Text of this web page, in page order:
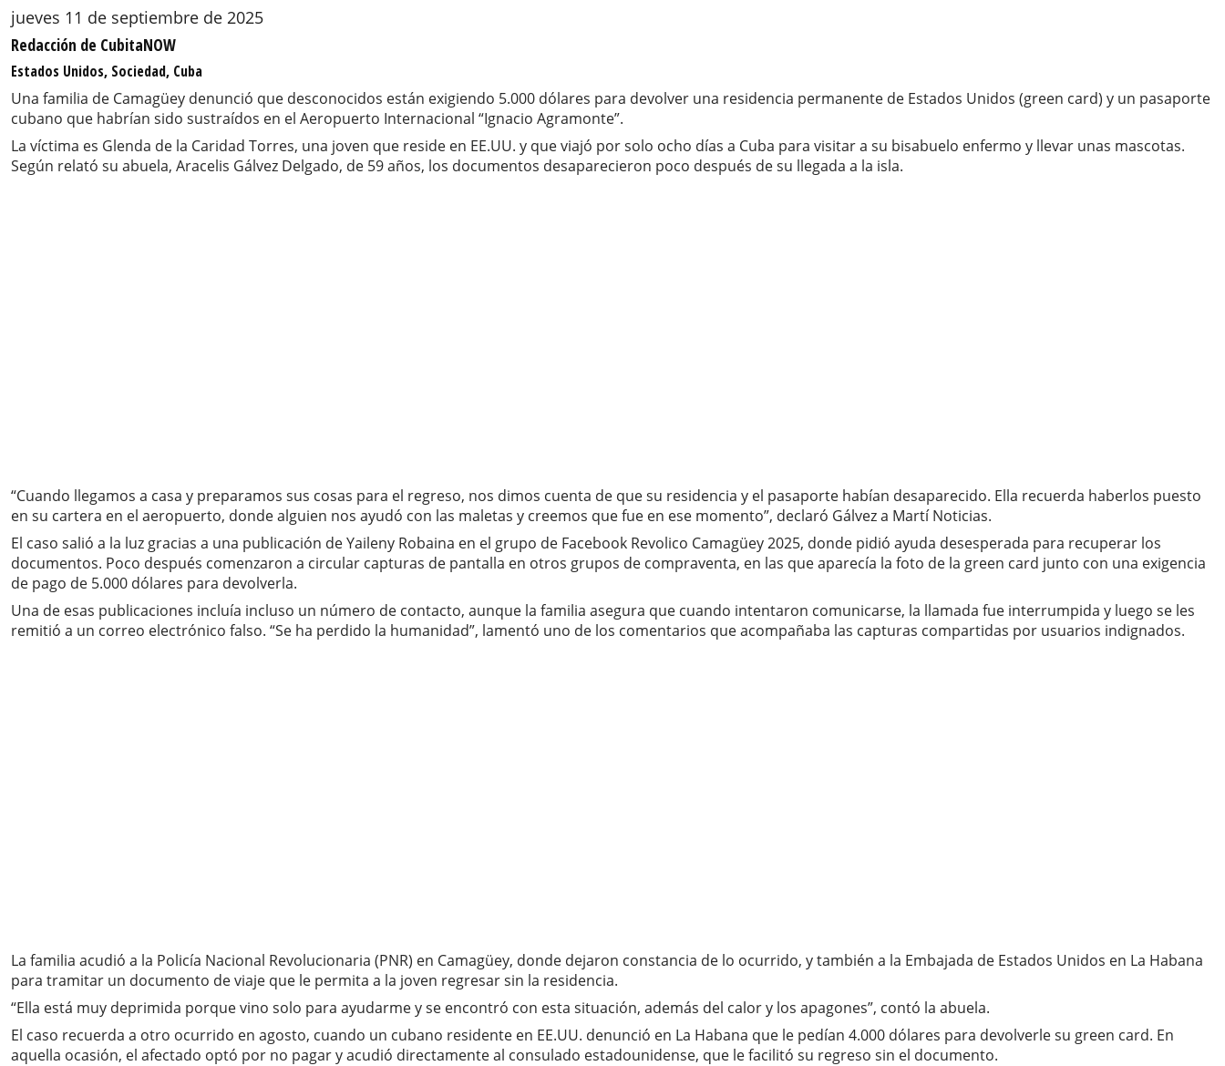
jueves 11 de septiembre de 2025
Redacción de CubitaNOW
Estados Unidos, Sociedad, Cuba
Una familia de Camagüey denunció que desconocidos están exigiendo 5.000 dólares para devolver una residencia permanente de Estados Unidos (green card) y un pasaporte
cubano que habrían sido sustraídos en el Aeropuerto Internacional “Ignacio Agramonte”.
La víctima es Glenda de la Caridad Torres, una joven que reside en EE.UU. y que viajó por solo ocho días a Cuba para visitar a su bisabuelo enfermo y llevar unas mascotas.
Según relató su abuela, Aracelis Gálvez Delgado, de 59 años, los documentos desaparecieron poco después de su llegada a la isla.
“Cuando llegamos a casa y preparamos sus cosas para el regreso, nos dimos cuenta de que su residencia y el pasaporte habían desaparecido. Ella recuerda haberlos puesto
en su cartera en el aeropuerto, donde alguien nos ayudó con las maletas y creemos que fue en ese momento”, declaró Gálvez a Martí Noticias.
El caso salió a la luz gracias a una publicación de Yaileny Robaina en el grupo de Facebook Revolico Camagüey 2025, donde pidió ayuda desesperada para recuperar los
documentos. Poco después comenzaron a circular capturas de pantalla en otros grupos de compraventa, en las que aparecía la foto de la green card junto con una exigencia
de pago de 5.000 dólares para devolverla.
Una de esas publicaciones incluía incluso un número de contacto, aunque la familia asegura que cuando intentaron comunicarse, la llamada fue interrumpida y luego se les
remitió a un correo electrónico falso. “Se ha perdido la humanidad”, lamentó uno de los comentarios que acompañaba las capturas compartidas por usuarios indignados.
La familia acudió a la Policía Nacional Revolucionaria (PNR) en Camagüey, donde dejaron constancia de lo ocurrido, y también a la Embajada de Estados Unidos en La Habana
para tramitar un documento de viaje que le permita a la joven regresar sin la residencia.
“Ella está muy deprimida porque vino solo para ayudarme y se encontró con esta situación, además del calor y los apagones”, contó la abuela.
El caso recuerda a otro ocurrido en agosto, cuando un cubano residente en EE.UU. denunció en La Habana que le pedían 4.000 dólares para devolverle su green card. En
aquella ocasión, el afectado optó por no pagar y acudió directamente al consulado estadounidense, que le facilitó su regreso sin el documento.